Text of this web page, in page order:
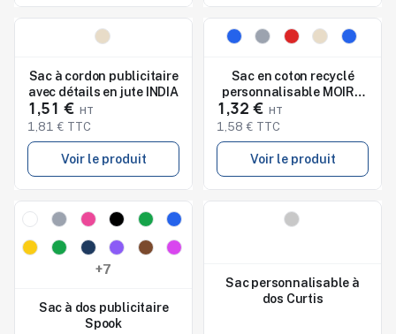
Sac à cordon publicitaire
avec détails en jute INDIA
1,51 €
1,81 € TTC
Voir le produit
Nouveau
Sac en coton recyclé
personnalisable MOIRA
DUO
1,32 €
1,58 € TTC
Voir le produit
Nouveau
Studio de marquage
disponible
+7
Sac à dos publicitaire
Spook
Sac personnalisable à
dos Curtis